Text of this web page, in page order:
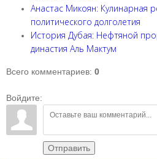
Анастас Микоян: Кулинарная
политического долголетия
История Дубая: Нефтяной
династия Аль Мактум
Всего комментариев: 0
Войдите:
Отправить